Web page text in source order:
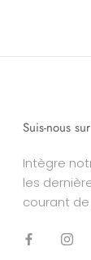
Suis-nous
Intègre
les
courant